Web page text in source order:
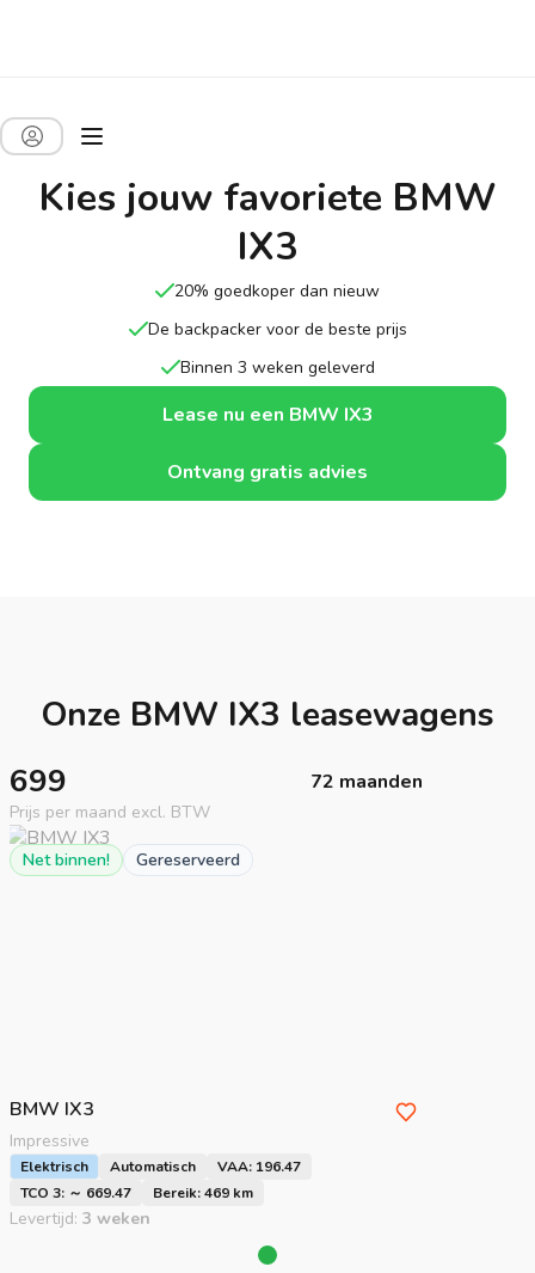
Kies jouw favoriete BMW
IX3
20% goedkoper dan nieuw
De backpacker voor de beste prijs
Binnen 3 weken geleverd
Lease nu een BMW IX3
Ontvang gratis advies
Onze BMW IX3 leasewagens
699 72 maanden
Prijs per maand excl. BTW
Net binnen! Gereserveerd
BMW IX3
Impressive
Elektrisch Automatisch
VAA: 196.47
TCO 3: ～ 669.47
Bereik: 469 km
Levertijd: 3 weken